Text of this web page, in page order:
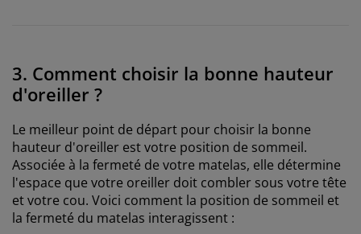
3. Comment choisir la bonne hauteur
d'oreiller ?
Le meilleur point de départ pour choisir la bonne
hauteur d'oreiller est votre position de sommeil.
Associée à la fermeté de votre matelas, elle détermine
l'espace que votre oreiller doit combler sous votre tête
et votre cou. Voici comment la position de sommeil et
la fermeté du matelas interagissent :